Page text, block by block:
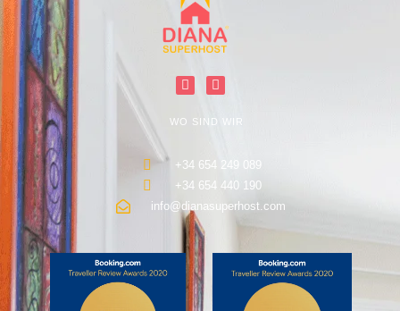
WO SIND WIR
+34 654 249 089
+34 654 440 190
info@dianasuperhost.com